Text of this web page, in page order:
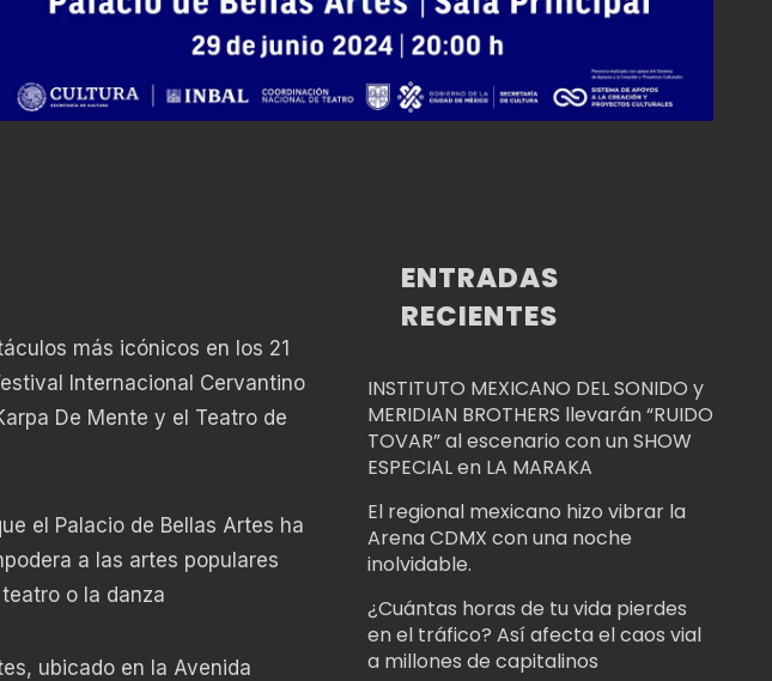
más icónicos en los 21
Internacional Cervantino
De Mente y el Teatro de
el Palacio de Bellas Artes ha
a las artes populares
o la danza
ubicado en la Avenida
ENTRADAS
RECIENTES
INSTITUTO MEXICANO DEL SONIDO y
MERIDIAN BROTHERS llevarán “RUIDO
TOVAR” al escenario con un SHOW
ESPECIAL en LA MARAKA
El regional mexicano hizo vibrar la
Arena CDMX con una noche
inolvidable.
¿Cuántas horas de tu vida pierdes
en el tráfico? Así afecta el caos vial
a millones de capitalinos